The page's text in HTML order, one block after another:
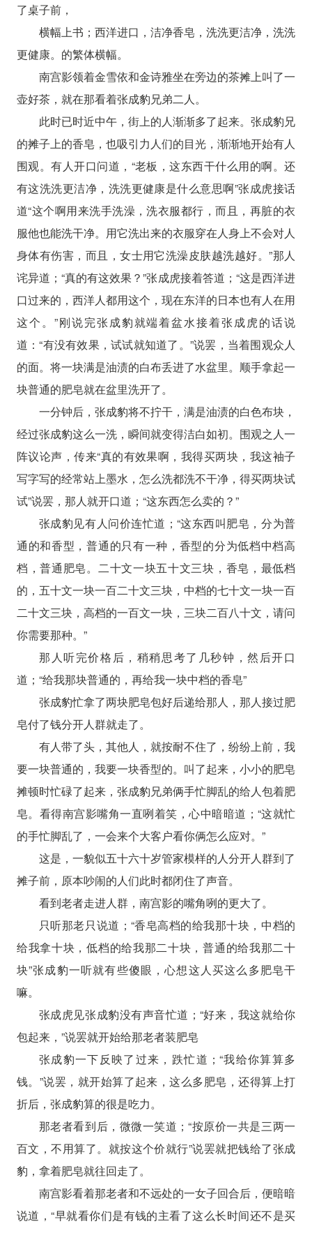
了桌子前，
横幅上书；西洋进口，洁净香皂，洗洗更洁净，洗洗
更健康。的繁体横幅。
南宫影领着金雪依和金诗雅坐在旁边的茶摊上叫了一
壶好茶，就在那看着张成豹兄弟二人。
此时已时近中午，街上的人渐渐多了起来。张成豹兄
的摊子上的香皂，也吸引力人们的目光，渐渐地开始有人
围观。有人开口问道，“老板，这东西干什么用的啊。还
有这洗洗更洁净，洗洗更健康是什么意思啊”张成虎接话
道“这个啊用来洗手洗澡，洗衣服都行，而且，再脏的衣
服他也能洗干净。用它洗出来的衣服穿在人身上不会对人
身体有伤害，而且，女士用它洗澡皮肤越洗越好。”那人
诧异道；“真的有这效果？”张成虎接着答道；“这是西洋进
口过来的，西洋人都用这个，现在东洋的日本也有人在用
这个。”刚说完张成豹就端着盆水接着张成虎的话说
道：“有没有效果，试试就知道了。”说罢，当着围观众人
的面。将一块满是油渍的白布丢进了水盆里。顺手拿起一
块普通的肥皂就在盆里洗开了。
一分钟后，张成豹将不拧干，满是油渍的白色布块，
经过张成豹这么一洗，瞬间就变得洁白如初。围观之人一
阵议论声，传来“真的有效果啊，我得买两块，我这袖子
写字写的经常站上墨水，怎么洗都洗不干净，得买两块试
试”说罢，那人就开口道；“这东西怎么卖的？”
张成豹见有人问价连忙道；“这东西叫肥皂，分为普
通的和香型，普通的只有一种，香型的分为低档中档高
档，普通肥皂。二十文一块五十文三块，香皂，最低档
的，五十文一块一百二十文三块，中档的七十文一块一百
二十文三块，高档的一百文一块，三块二百八十文，请问
你需要那种。”
那人听完价格后，稍稍思考了几秒钟，然后开口
道；“给我那块普通的，再给我一块中档的香皂”
张成豹忙拿了两块肥皂包好后递给那人，那人接过肥
皂付了钱分开人群就走了。
有人带了头，其他人，就按耐不住了，纷纷上前，我
要一块普通的，我要一块香型的。叫了起来，小小的肥皂
摊顿时忙碌了起来，张成豹兄弟俩手忙脚乱的给人包着肥
皂。看得南宫影嘴角一直咧着笑，心中暗暗道；“这就忙
的手忙脚乱了，一会来个大客户看你俩怎么应对。”
这是，一貌似五十六十岁管家模样的人分开人群到了
摊子前，原本吵闹的人们此时都闭住了声音。
看到老者走进人群，南宫影的嘴角咧的更大了。
只听那老只说道；“香皂高档的给我那十块，中档的
给我拿十块，低档的给我那二十块，普通的给我那二十
块”张成豹一听就有些傻眼，心想这人买这么多肥皂干
嘛。
张成虎见张成豹没有声音忙道；“好来，我这就给你
包起来，”说罢就开始给那老者装肥皂
张成豹一下反映了过来，跌忙道；“我给你算算多
钱。”说罢，就开始算了起来，这么多肥皂，还得算上打
折后，张成豹算的很是吃力。
那老者看到后，微微一笑道；“按原价一共是三两一
百文，不用算了。就按这个价就行”说罢就把钱给了张成
豹，拿着肥皂就往回走了。
南宫影看着那老者和不远处的一女子回合后，便暗暗
说道，“早就看你们是有钱的主看了这么长时间还不是买